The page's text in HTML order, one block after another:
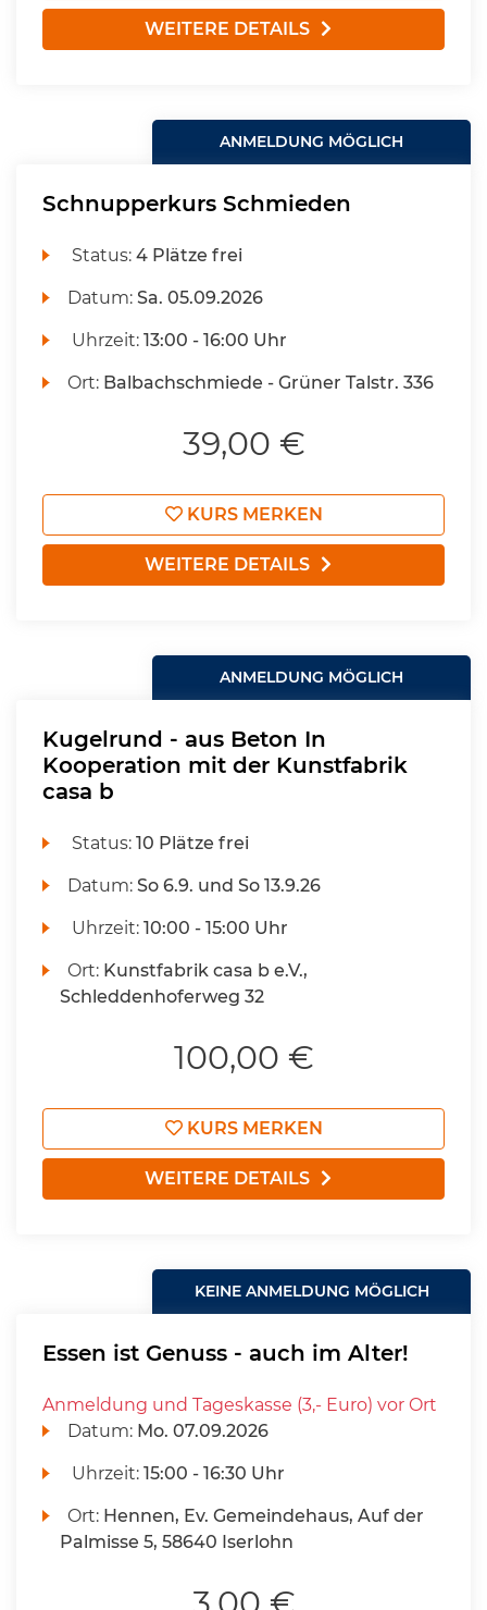
WEITERE DETAILS
ANMELDUNG MÖGLICH
Schnupperkurs Schmieden
Status:4 Plätze frei
Datum:Sa. 05.09.2026
Uhrzeit:13:00 - 16:00 Uhr
Ort: Balbachschmiede - Grüner Talstr. 336
39,00 €
KURS MERKEN
WEITERE DETAILS
ANMELDUNG MÖGLICH
Kugelrund - aus Beton In
Kooperation mit der Kunstfabrik
casa b
Status:10 Plätze frei
Datum:So 6.9. und So 13.9.26
Uhrzeit:10:00 - 15:00 Uhr
Ort: Kunstfabrik casa b e.V.,
Schleddenhoferweg 32
100,00 €
KURS MERKEN
WEITERE DETAILS
KEINE ANMELDUNG MÖGLICH
Essen ist Genuss - auch im Alter!
Anmeldung und Tageskasse (3,- Euro) vor Ort
Datum: Mo. 07.09.2026
Uhrzeit:15:00 - 16:30 Uhr
Ort: Hennen, Ev. Gemeindehaus, Auf der
Palmisse 5, 58640 Iserlohn